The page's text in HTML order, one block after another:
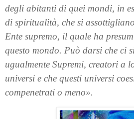
degli abitanti di quei mondi, in
di spiritualità, che si
Ente supremo, il quale ha
questo mondo. Può darsi che ci
ugualmente Supremi, creatori a
universi e che questi universi
compenetrati o meno».